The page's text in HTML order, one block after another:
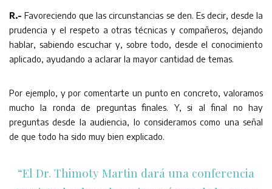
R.-Favoreciendo que las circunstancias se den. Es decir, desde la
prudencia y el respeto a otras técnicas y compañeros, dejando
hablar, sabiendo escuchar y, sobre todo, desde el conocimiento
aplicado, ayudando a aclarar la mayor cantidad de temas.
Por ejemplo, y por comentarte un punto en concreto, valoramos
mucho la ronda de preguntas finales. Y, si al final no hay
preguntas desde la audiencia, lo consideramos como una señal
de que todo ha sido muy bien explicado.
“El Dr. Thimoty Martin dará una conferencia